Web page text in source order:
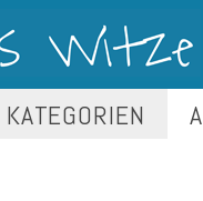
KATEGORIEN